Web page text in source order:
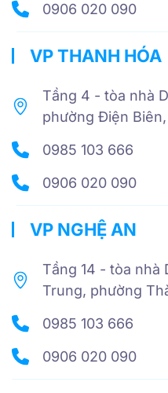
0906 020 090
VP THANH HÓA
Tầng 4 - tòa nhà
phường Điện
0985 103 666
0906 020 090
VP NGHỆ AN
Tầng 14 - tòa nhà
Trung, phường
0985 103 666
0906 020 090